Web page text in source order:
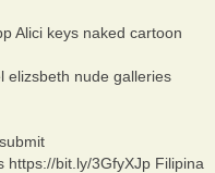
Alici keys naked cartoon
elizsbeth nude galleries
bit.ly/3GfyXJp Filipina